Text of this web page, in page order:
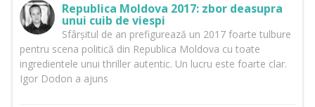
Republica Moldova 2017: zbor deasupra
unui cuib de viespi
Sfârșitul de an prefigurează un 2017 foarte tulbure
pentru scena politică din Republica Moldova cu toate
ingredientele unui thriller autentic. Un lucru este foarte clar.
Igor Dodon a ajuns